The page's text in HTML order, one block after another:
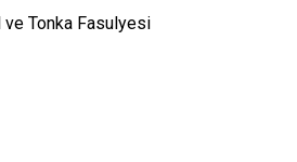
ve Tonka Fasulyesi